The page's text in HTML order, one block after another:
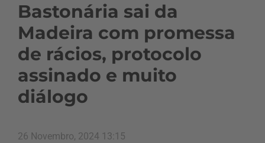
Bastonária sai da
Madeira com promessa
de rácios, protocolo
assinado e muito
diálogo
26 Novembro, 2024 13:15